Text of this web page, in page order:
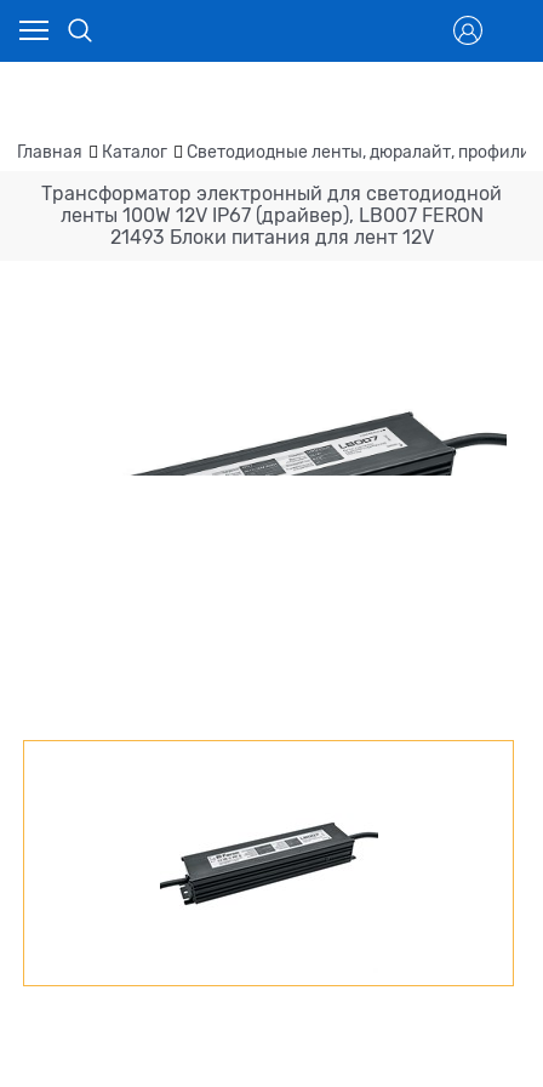
Главная Каталог Светодиодные ленты, дюралайт, профили
Трансформатор электронный для светодиодной
ленты 100W 12V IP67 (драйвер), LB007 FERON
21493 Блоки питания для лент 12V